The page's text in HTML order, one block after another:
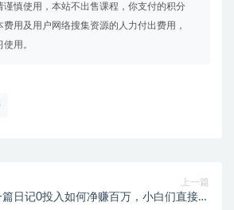
谨慎使用，本站不出售课程，你支付的积分
用及用户网络搜集资源的人力付出费用，
用。
上一篇
日记0投入如何净赚百万，小白们直接手